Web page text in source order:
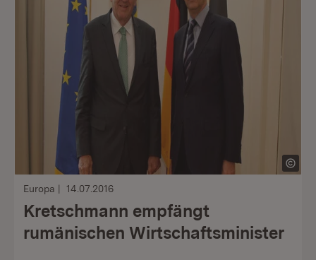
Europa 14.07.2016
Kretschmann empfängt
rumänischen Wirtschaftsminister